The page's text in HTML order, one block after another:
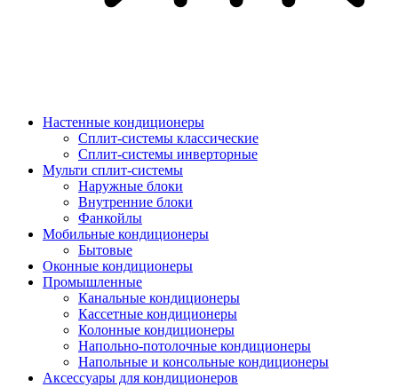
Настенные кондиционеры
Сплит-системы классические
Сплит-системы инверторные
Мульти сплит-системы
Наружные блоки
Внутренние блоки
Фанкойлы
Мобильные кондиционеры
Бытовые
Оконные кондиционеры
Промышленные
Канальные кондиционеры
Кассетные кондиционеры
Колонные кондиционеры
Напольно-потолочные кондиционеры
Напольные и консольные кондиционеры
Аксессуары для кондиционеров